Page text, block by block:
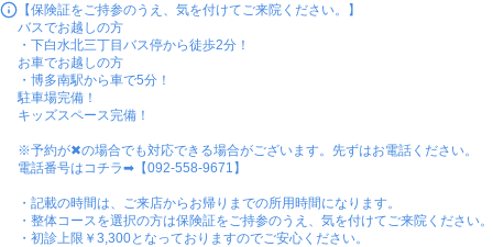
【保険証をご持参のうえ、気を付けてご来院ください。】
バスでお越しの方
・下白水北三丁目バス停から徒歩2分！
お車でお越しの方
・博多南駅から車で5分！
駐車場完備！
キッズスペース完備！
※予約が✖の場合でも対応できる場合がございます。先ずはお電話ください。
電話番号はコチラ➡【092-558-9671】
・記載の時間は、ご来店からお帰りまでの所用時間になります。
・整体コースを選択の方は保険証をご持参のうえ、気を付けてご来院ください。
・初診上限￥3,300となっておりますのでご安心ください。